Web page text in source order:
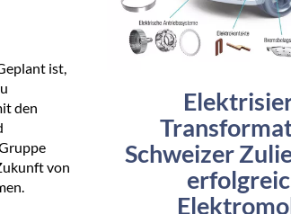
ist,
den
von
Schweizer